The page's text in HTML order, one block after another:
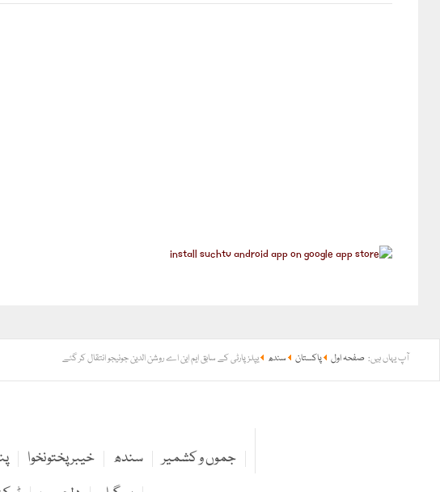
آپ یہاں ہیں: صفحہ اول پاکستان سندھ یپلز پارٹی کے سابق ایم این اے روشن الدین جونیجو انتقال کر گئے
خیبر پختونخوا سندھ
جموں و کشمیر